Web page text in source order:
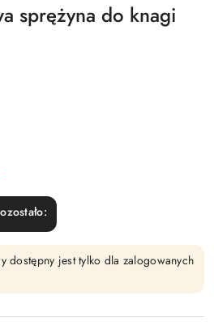
sprężyna do knagi
dostępny jest tylko dla zalogowanych